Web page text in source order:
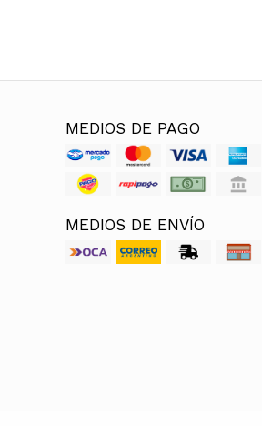
MEDIOS DE PAGO
MEDIOS DE ENVÍO